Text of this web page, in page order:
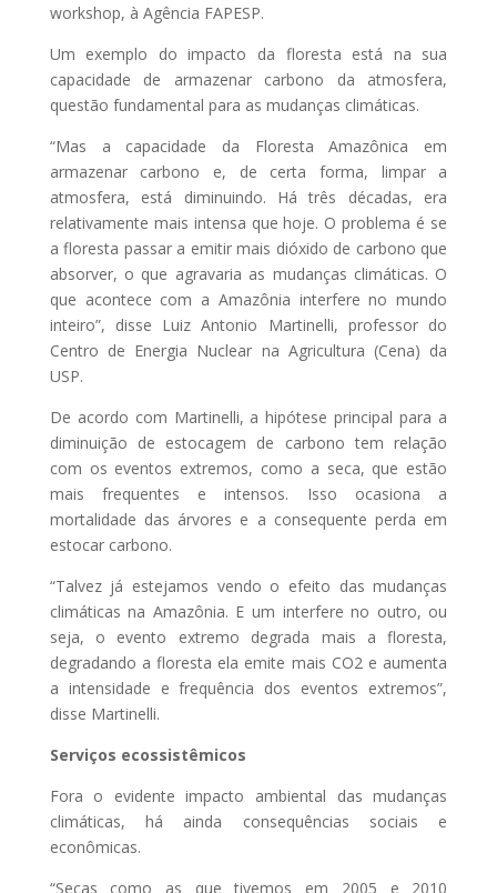
workshop, à Agência FAPESP.
Um exemplo do impacto da floresta está na sua
capacidade de armazenar carbono da atmosfera,
questão fundamental para as mudanças climáticas.
“Mas a capacidade da Floresta Amazônica em
armazenar carbono e, de certa forma, limpar a
atmosfera, está diminuindo. Há três décadas, era
relativamente mais intensa que hoje. O problema é se
a floresta passar a emitir mais dióxido de carbono que
absorver, o que agravaria as mudanças climáticas. O
que acontece com a Amazônia interfere no mundo
inteiro”, disse Luiz Antonio Martinelli, professor do
Centro de Energia Nuclear na Agricultura (Cena) da
USP.
De acordo com Martinelli, a hipótese principal para a
diminuição de estocagem de carbono tem relação
com os eventos extremos, como a seca, que estão
mais frequentes e intensos. Isso ocasiona a
mortalidade das árvores e a consequente perda em
estocar carbono.
“Talvez já estejamos vendo o efeito das mudanças
climáticas na Amazônia. E um interfere no outro, ou
seja, o evento extremo degrada mais a floresta,
degradando a floresta ela emite mais CO2 e aumenta
a intensidade e frequência dos eventos extremos”,
disse Martinelli.
Serviços ecossistêmicos
Fora o evidente impacto ambiental das mudanças
climáticas, há ainda consequências sociais e
econômicas.
“Secas como as que tivemos em 2005 e 2010